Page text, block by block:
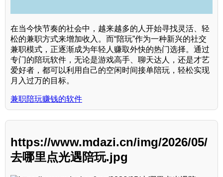
在当今快节奏的社会中，越来越多的人开始寻找灵活、轻
松的兼职方式来增加收入。而“陪玩”作为一种新兴的社交
兼职模式，正逐渐成为年轻人赚取外快的热门选择。通过
专门的陪玩软件，无论是游戏高手、聊天达人，还是才艺
爱好者，都可以利用自己的空闲时间接单陪玩，轻松实现
月入过万的目标。
兼职陪玩赚钱的软件
https://www.mdazi.cn/img/2026/05/
去哪里点光遇陪玩.jpg